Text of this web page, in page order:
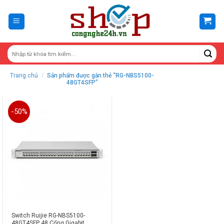
content
Trang chủ / Sản phẩm được gắn thẻ “RG-NBS5100-
48GT4SFP”
-50%
Switch Ruijie RG-NBS5100-